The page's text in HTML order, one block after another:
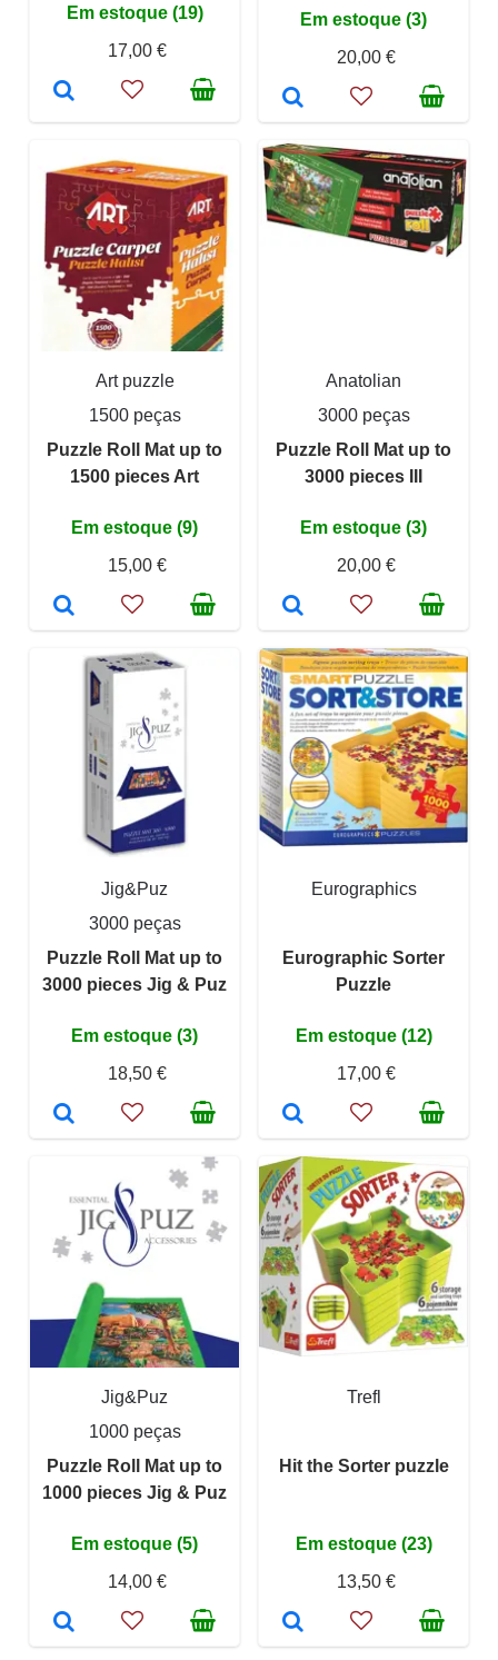
Em estoque (19)
17,00 €
Em estoque (3)
20,00 €
Art puzzle
1500 peças
Puzzle Roll Mat up to
1500 pieces Art
Em estoque (9)
15,00 €
Anatolian
3000 peças
Puzzle Roll Mat up to
3000 pieces III
Em estoque (3)
20,00 €
Jig&Puz
3000 peças
Puzzle Roll Mat up to
3000 pieces Jig & Puz
Em estoque (3)
18,50 €
Eurographics
Eurographic Sorter
Puzzle
Em estoque (12)
17,00 €
Jig&Puz
1000 peças
Puzzle Roll Mat up to
1000 pieces Jig & Puz
Em estoque (5)
14,00 €
Trefl
Hit the Sorter puzzle
Em estoque (23)
13,50 €